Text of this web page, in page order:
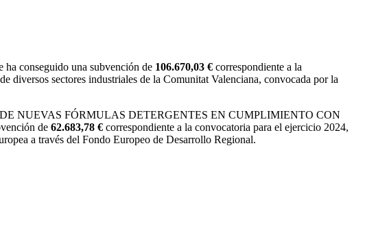
conseguido una subvención de 106.670,03 € correspondiente a la
diversos sectores industriales de la Comunitat Valenciana, convocada por la
DE NUEVAS FÓRMULAS DETERGENTES EN CUMPLIMIENTO CON
de 62.683,78 € correspondiente a la convocatoria para el ejercicio 2024,
a través del Fondo Europeo de Desarrollo Regional.